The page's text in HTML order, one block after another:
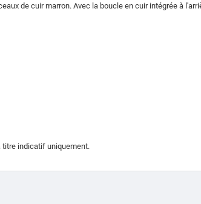
de cuir marron. Avec la boucle en cuir intégrée à
indicatif uniquement.